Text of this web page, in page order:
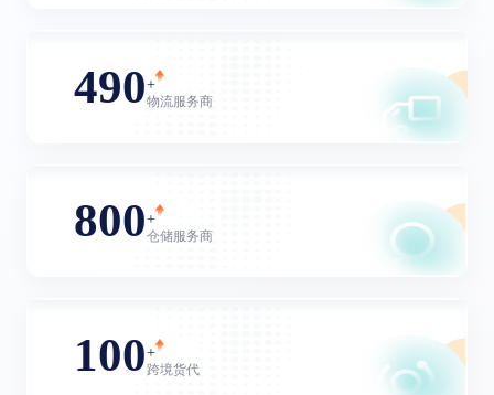
490+
物流服务商
800+
仓储服务商
100+
跨境货代